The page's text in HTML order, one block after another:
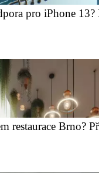
pro iPhone 13?
restaurace Brno?